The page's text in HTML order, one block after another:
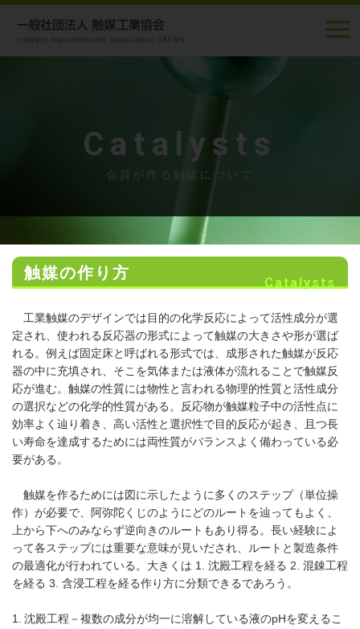
Catalysts
会員が作る触媒について
触媒の作り方
Catalysts
工業触媒のデザインでは目的の化学反応によって活性成分が選
定され、使われる反応器の形式によって触媒の大きさや形が選ば
れる。例えば固定床と呼ばれる形式では、成形された触媒が反応
器の中に充填され、そこを気体または液体が流れることで触媒反
応が進む。触媒の性質には物性と言われる物理的性質と活性成分
の選択などの化学的性質がある。反応物が触媒粒子中の活性点に
効率よく辿り着き、高い活性と選択性で目的反応が起き、且つ長
い寿命を達成するためには両性質がバランスよく備わっている必
要がある。
触媒を作るためには図に示したように多くのステップ（単位操
作）が必要で、阿弥陀くじのようにどのルートを辿ってもよく、
上から下へのみならず逆向きのルートもあり得る。長い経験によ
って各ステップには重要な意味が見いだされ、ルートと製造条件
の最適化が行われている。大きくは 1. 沈殿工程を経る 2. 混錬工程
を経る 3. 含浸工程を経る作り方に分類できるであろう。
沈殿工程－複数の成分が均一に溶解している液のpHを変えるこ